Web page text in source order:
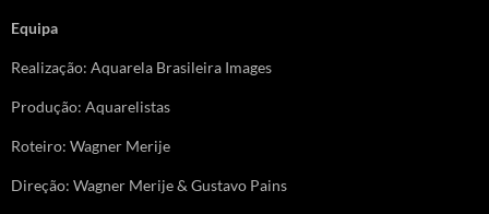
Equipa
Realização: Aquarela Brasileira Images
Produção: Aquarelistas
Roteiro: Wagner Merije
Direção: Wagner Merije & Gustavo Pains